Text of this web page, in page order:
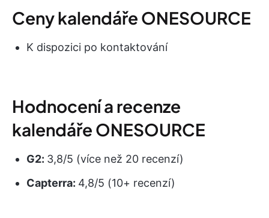
Ceny kalendáře ONESOURCE
K dispozici po kontaktování
Hodnocení a recenze
kalendáře ONESOURCE
G2: 3,8/5 (více než 20 recenzí)
Capterra: 4,8/5 (10+ recenzí)